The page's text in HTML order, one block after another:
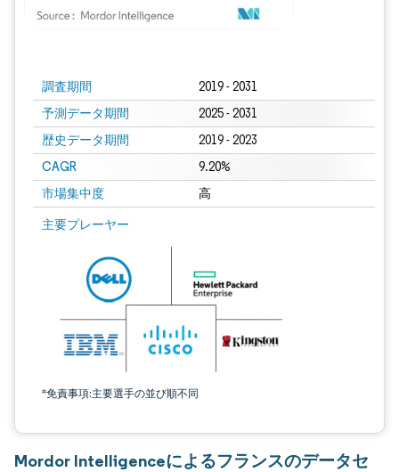
調査期間 2019 - 2031
予測データ期間 2025 - 2031
歴史データ期間 2019 - 2023
CAGR 9.20%
市場集中度 高
主要プレーヤー
*免責事項:主要選手の並び順不同
Mordor Intelligenceによるフランスのデータセ